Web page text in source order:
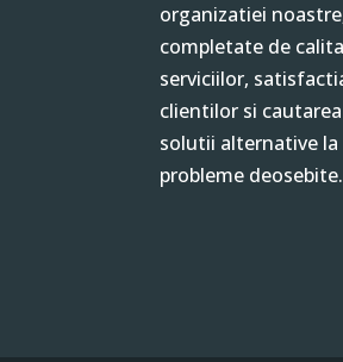
organizatiei
completate de
serviciilor,
clientilor si
solutii alternative la
probleme deosebite.